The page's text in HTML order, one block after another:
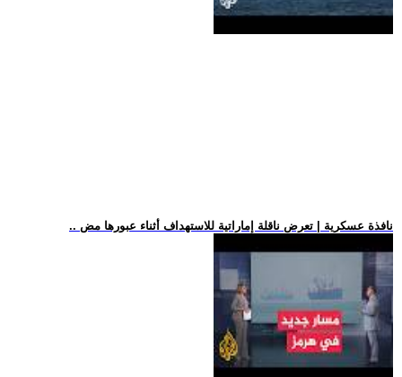
.. نافذة عسكرية | تعرض ناقلة إماراتية للاستهداف أثناء عبورها مض